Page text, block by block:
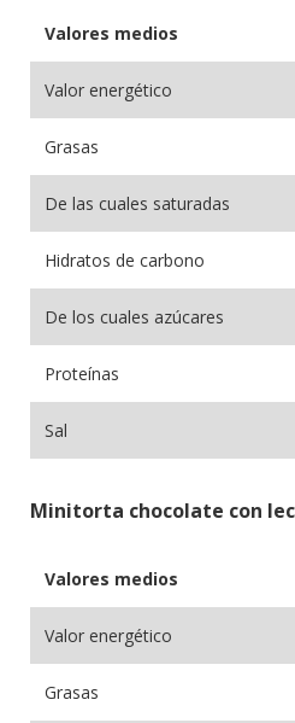
Valores medios
Valor energético
Grasas
De las cuales saturadas
Hidratos de carbono
De los cuales azúcares
Proteínas
Sal
Minitorta chocolate con
Valores medios
Valor energético
Grasas